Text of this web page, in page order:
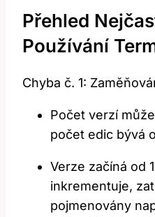
Přehled
Používání
Chyba č. 1:
Počet verzí
počet edic bývá
Verze začíná od
inkrementuje,
pojmenovány